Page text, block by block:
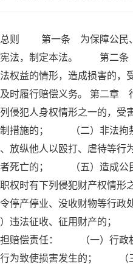
则 第一条 为保障公民、法
法，制定本法。 第二条
权益的情形，造成损害的
及时履行赔偿义务。 第二
侵犯人身权情形之一的，
制措施的； （二）非法拘
放纵他人以殴打、虐待等
者死亡的； （五）造成公
权时有下列侵犯财产权情
停产停业、没收财物等行
法征收、征用财产的；
担赔偿责任： （一）行政
行为致使损害发生的； （